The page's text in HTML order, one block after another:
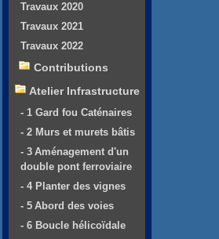
Travaux 2020
Travaux 2021
Travaux 2022
Contributions
Atelier Infrastructure
- 1 Gard fou Caténaires
- 2 Murs et murets bâtis
- 3 Aménagement d'un
double pont ferroviaire
- 4 Planter des vignes
- 5 Abord des voies
- 6 Boucle hélicoïdale